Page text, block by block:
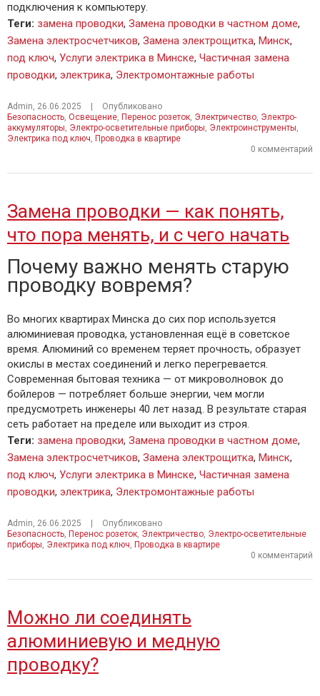
подключения к компьютеру.
Теги: замена проводки, Замена проводки в частном доме,
Замена электросчетчиков, Замена электрощитка, Минск,
под ключ, Услуги электрика в Минске, Частичная замена
проводки, электрика, Электромонтажные работы
Admin, 26.06.2025
Опубликовано
Безопасность, Освещение, Перенос розеток, Электричество, Электро-
аккумуляторы, Электро-осветительные приборы, Электроинструменты,
Электрика под ключ, Проводка в квартире
0 комментарий
Замена проводки — как понять,
что пора менять, и с чего начать
Почему важно менять старую
проводку вовремя?
Во многих квартирах Минска до сих пор используется
алюминиевая проводка, установленная ещё в советское
время. Алюминий со временем теряет прочность, образует
окислы в местах соединений и легко перегревается.
Современная бытовая техника — от микроволновок до
бойлеров — потребляет больше энергии, чем могли
предусмотреть инженеры 40 лет назад. В результате старая
сеть работает на пределе или выходит из строя.
Теги: замена проводки, Замена проводки в частном доме,
Замена электросчетчиков, Замена электрощитка, Минск,
под ключ, Услуги электрика в Минске, Частичная замена
проводки, электрика, Электромонтажные работы
Admin, 26.06.2025
Опубликовано
Безопасность, Перенос розеток, Электричество, Электро-осветительные
приборы, Электрика под ключ, Проводка в квартире
0 комментарий
Можно ли соединять
алюминиевую и медную
проводку?